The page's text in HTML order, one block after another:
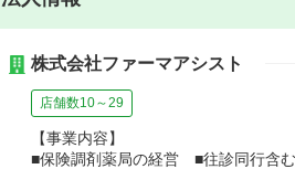
株式会社ファーマアシスト
店舗数10～29
【事業内容】
■保険調剤薬局の経営 ■往診同行含